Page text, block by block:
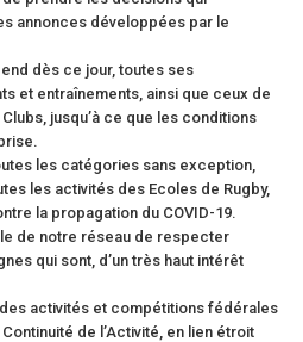
annonces développées par le
dès ce jour, toutes ses
et entraînements, ainsi que ceux de
jusqu’à ce que les conditions
les catégories sans exception,
les activités des Ecoles de Rugby,
la propagation du COVID-19.
de notre réseau de respecter
qui sont, d’un très haut intérêt
activités et compétitions fédérales
de l’Activité, en lien étroit